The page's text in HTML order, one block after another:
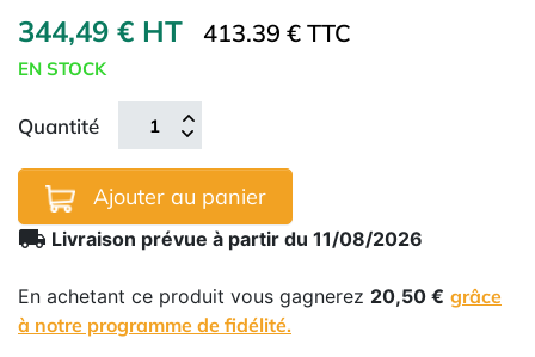
344,49 € HT 413.39 € TTC
EN STOCK
Quantité
Ajouter au panier
local_shipping Livraison prévue à partir du 11/08/2026
En achetant ce produit vous gagnerez 20,50 € grâce
à notre programme de fidélité.